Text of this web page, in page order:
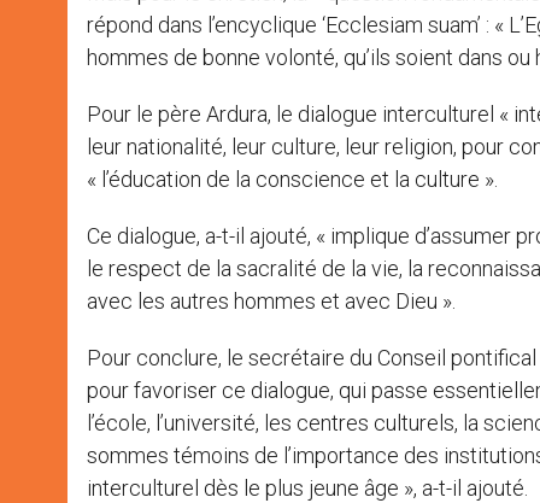
répond dans l’encyclique ‘Ecclesiam suam’ : «
hommes de bonne volonté, qu’ils soient dans ou
Pour le père Ardura, le dialogue interculturel «
leur nationalité, leur culture, leur religion, pour
« l’éducation de la conscience et la culture ».
Ce dialogue, a-t-il ajouté, « implique d’assumer
le respect de la sacralité de la vie, la
avec les autres hommes et avec Dieu ».
Pour conclure, le secrétaire du Conseil
pour favoriser ce dialogue, qui passe
l’école, l’université, les centres culturels, la
sommes témoins de l’importance des
interculturel dès le plus jeune âge », a-t-il ajouté.